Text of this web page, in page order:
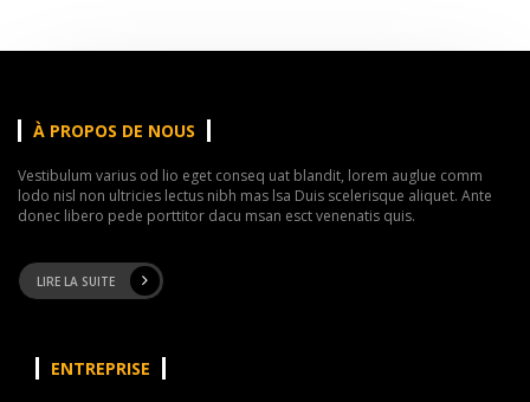
À PROPOS DE NOUS
Vestibulum varius od lio eget conseq uat blandit, lorem auglue comm
lodo nisl non ultricies lectus nibh mas lsa Duis scelerisque aliquet. Ante
donec libero pede porttitor dacu msan esct venenatis quis.
LIRE LA SUITE
ENTREPRISE